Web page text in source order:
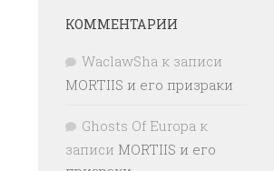
КОММЕНТАРИИ
WaclawSha к записи
MORTIIS и его призраки
Ghosts Of Europa к
записи MORTIIS и его